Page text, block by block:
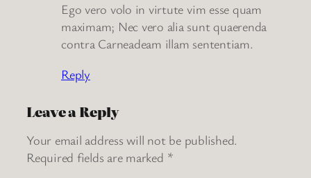
Ego vero volo in virtute vim esse quam
maximam; Nec vero alia sunt quaerenda
contra Carneadeam illam sententiam.
Reply
Leave a Reply
Your email address will not be published.
Required fields are marked *